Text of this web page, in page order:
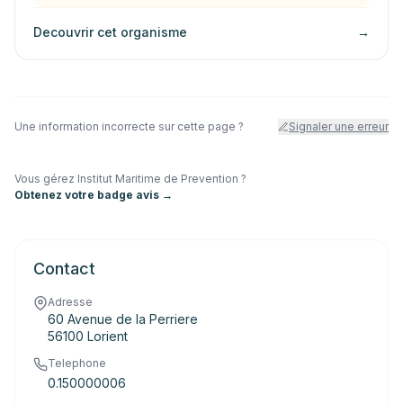
Decouvrir cet organisme →
Une information incorrecte sur cette page ? Signaler une erreur
Vous gérez Institut Maritime de Prevention ?
Obtenez votre badge avis →
Contact
Adresse
60 Avenue de la Perriere
56100 Lorient
Telephone
0.150000006